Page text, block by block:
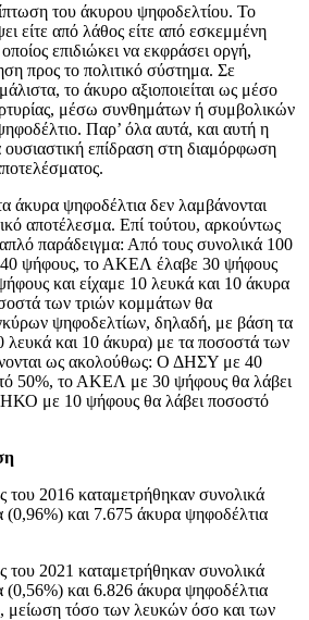
του άκυρου ψηφοδελτίου. Το
είτε από λάθος είτε από εσκεμμένη
επιδιώκει να εκφράσει οργή,
προς το πολιτικό σύστημα. Σε
το άκυρο αξιοποιείται ως μέσο
μέσω συνθημάτων ή συμβολικών
Παρ’ όλα αυτά, και αυτή η
ουσιαστική επίδραση στη διαμόρφωση
άκυρα ψηφοδέλτια δεν λαμβάνονται
αποτέλεσμα. Επί τούτου, αρκούντως
απλό παράδειγμα: Από τους συνολικά 100
ψήφους, το ΑΚΕΛ έλαβε 30 ψήφους
και είχαμε 10 λευκά και 10 άκυρα
των τριών κομμάτων θα
ψηφοδελτίων, δηλαδή, με βάση τα
λευκά και 10 άκυρα) με τα ποσοστά των
ως ακολούθως: Ο ΔΗΣΥ με 40
50%, το ΑΚΕΛ με 30 ψήφους θα λάβει
με 10 ψήφους θα λάβει ποσοστό
του 2016 καταμετρήθηκαν συνολικά
(0,96%) και 7.675 άκυρα ψηφοδέλτια
του 2021 καταμετρήθηκαν συνολικά
(0,56%) και 6.826 άκυρα ψηφοδέλτια
μείωση τόσο των λευκών όσο και των